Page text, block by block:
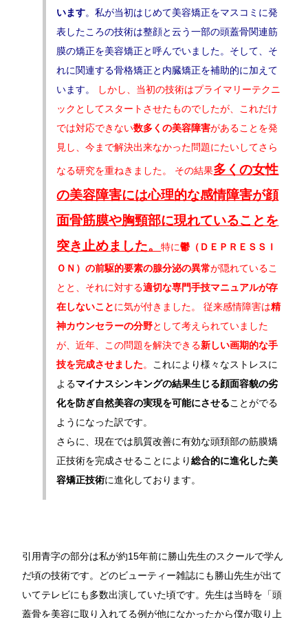
います。私が当初はじめて美容矯正をマスコミに発
表したころの技術は整顔と云う一部の頭蓋骨関連筋
膜の矯正を美容矯正と呼んでいました。そして、そ
れに関連する骨格矯正と内臓矯正を補助的に加えて
います。
しかし、当初の技術はプライマリーテクニ
ックとしてスタートさせたものでしたが、これだけ
では対応できない数多くの美容障害があることを発
見し、今まで解決出来なかった問題にたいしてさら
なる研究を重ねきました。 その結果多くの女性
の美容障害には心理的な感情障害が顔
面骨筋膜や胸頸部に現れていることを
突き止めました。特に鬱（ＤＥＰＲＥＳＳＩ
ＯＮ）の前駆的要素の腺分泌の異常が隠れているこ
とと、それに対する適切な専門手技マニュアルが存
在しないことに気が付きました。 従来感情障害は精
神カウンセラーの分野として考えられていました
が、近年、この問題を解決できる新しい画期的な手
技を完成させました。 これにより様々なストレスに
よるマイナスシンキングの結果生じる顔面容貌の劣
化を防ぎ自然美容の実現を可能にさせることがでる
ようになった訳です。
さらに、現在では肌質改善に有効な頭頚部の筋膜矯
正技術を完成させることにより総合的に進化した美
容矯正技術に進化しております。
引用青字の部分は私が約15年前に勝山先生のスクールで学ん
だ頃の技術です。どのビューティー雑誌にも勝山先生が出て
いてテレビにも多数出演していた頃です。先生は当時を「頭
蓋骨を美容に取り入れてる例が他になかったから僕が取り上